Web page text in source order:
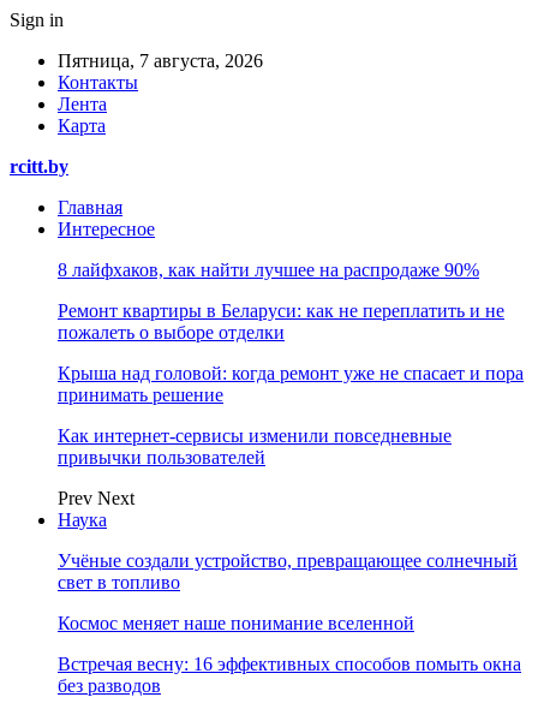
Sign in
Пятница, 7 августа, 2026
Контакты
Лента
Карта
rcitt.by
Главная
Интересное
8 лайфхаков, как найти лучшее на распродаже 90%
Ремонт квартиры в Беларуси: как не переплатить и не
пожалеть о выборе отделки
Крыша над головой: когда ремонт уже не спасает и пора
принимать решение
Как интернет-сервисы изменили повседневные
привычки пользователей
Prev Next
Наука
Учёные создали устройство, превращающее солнечный
свет в топливо
Космос меняет наше понимание вселенной
Встречая весну: 16 эффективных способов помыть окна
без разводов